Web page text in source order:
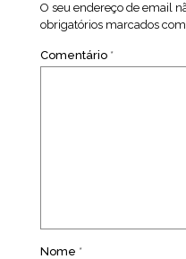
O seu endereço de email
obrigatórios marcados com
Comentário *
Nome *